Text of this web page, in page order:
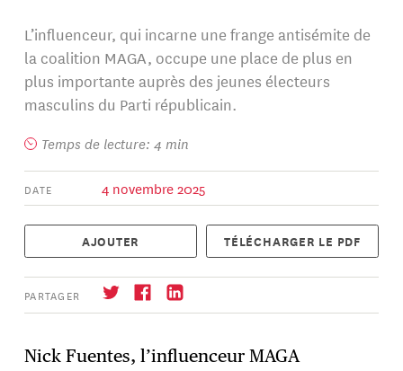
L’influenceur, qui incarne une frange antisémite de
la coalition MAGA, occupe une place de plus en
plus importante auprès des jeunes électeurs
masculins du Parti républicain.
Temps de lecture: 4 min
DATE 4 novembre 2025
AJOUTER TÉLÉCHARGER LE PDF
PARTAGER
Nick Fuentes, l’influenceur MAGA